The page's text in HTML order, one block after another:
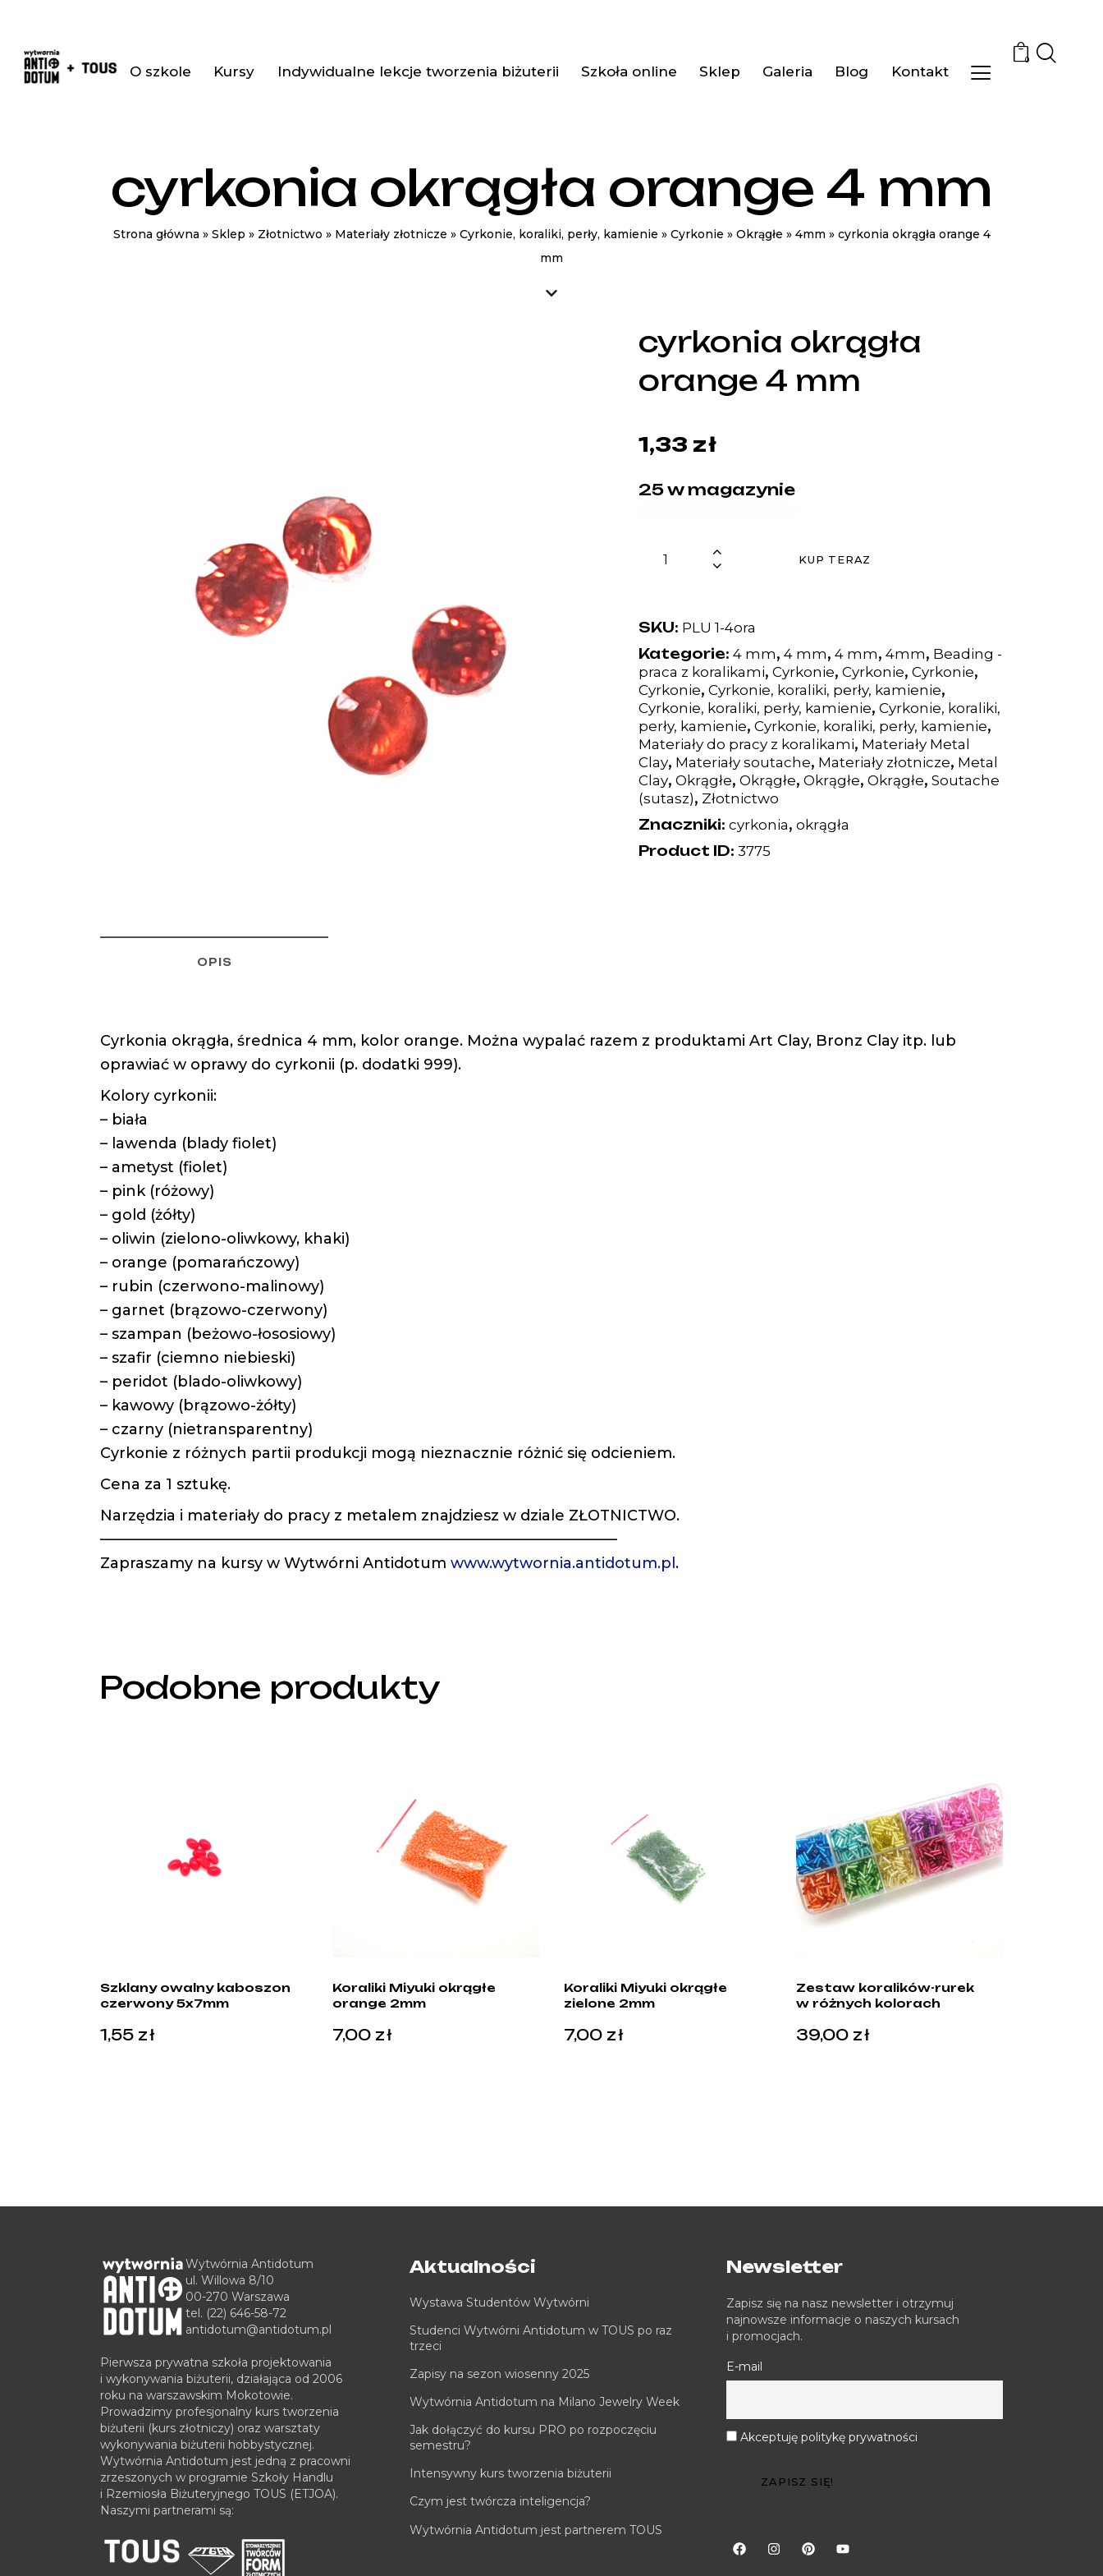
O szkole Kursy Indywidualne lekcje tworzenia biżuterii Szkoła online Sklep Galeria Blog Kontakt
0
cyrkonia okrągła orange 4 mm
Strona główna » Sklep » Złotnictwo » Materiały złotnicze » Cyrkonie, koraliki, perły, kamienie » Cyrkonie » Okrągłe » 4mm » cyrkonia okrągła orange 4
mm
cyrkonia okrągła
orange 4 mm
1,33 zł
25 w magazynie
KUP TERAZ
SKU: PLU 1-4ora
Kategorie: 4 mm, 4 mm, 4 mm, 4mm, Beading -
praca z koralikami, Cyrkonie, Cyrkonie, Cyrkonie,
Cyrkonie, Cyrkonie, koraliki, perły, kamienie,
Cyrkonie, koraliki, perły, kamienie, Cyrkonie, koraliki,
perły, kamienie, Cyrkonie, koraliki, perły, kamienie,
Materiały do pracy z koralikami, Materiały Metal
Clay, Materiały soutache, Materiały złotnicze, Metal
Clay, Okrągłe, Okrągłe, Okrągłe, Okrągłe, Soutache
(sutasz), Złotnictwo
Znaczniki: cyrkonia, okrągła
Product ID: 3775
OPIS
Cyrkonia okrągła, średnica 4 mm, kolor orange. Można wypalać razem z produktami Art Clay, Bronz Clay itp. lub
oprawiać w oprawy do cyrkonii (p. dodatki 999).
Kolory cyrkonii:
– biała
– lawenda (blady fiolet)
– ametyst (fiolet)
– pink (różowy)
– gold (żółty)
– oliwin (zielono-oliwkowy, khaki)
– orange (pomarańczowy)
– rubin (czerwono-malinowy)
– garnet (brązowo-czerwony)
– szampan (beżowo-łososiowy)
– szafir (ciemno niebieski)
– peridot (blado-oliwkowy)
– kawowy (brązowo-żółty)
– czarny (nietransparentny)
Cyrkonie z różnych partii produkcji mogą nieznacznie różnić się odcieniem.
Cena za 1 sztukę.
Narzędzia i materiały do pracy z metalem znajdziesz w dziale ZŁOTNICTWO.
———————————————————————————————————
Zapraszamy na kursy w Wytwórni Antidotum www.wytwornia.antidotum.pl .
Podobne produkty
Szklany owalny kaboszon
czerwony 5x7mm
1,55 zł
Koraliki Miyuki okrągłe
orange 2mm
7,00 zł
Koraliki Miyuki okrągłe
zielone 2mm
7,00 zł
Zestaw koralików-rurek
w różnych kolorach
39,00 zł
Wytwórnia Antidotum
ul. Willowa 8/10
00-270 Warszawa
tel. (22) 646-58-72
antidotum@antidotum.pl
Pierwsza prywatna szkoła projektowania
i wykonywania biżuterii, działająca od 2006
roku na warszawskim Mokotowie.
Prowadzimy profesjonalny kurs tworzenia
biżuterii (kurs złotniczy) oraz warsztaty
wykonywania biżuterii hobbystycznej.
Wytwórnia Antidotum jest jedną z pracowni
zrzeszonych w programie Szkoły Handlu
i Rzemiosła Biżuteryjnego TOUS (ETJOA).
Naszymi partnerami są:
Aktualności
Wystawa Studentów Wytwórni
Studenci Wytwórni Antidotum w TOUS po raz
trzeci
Zapisy na sezon wiosenny 2025
Wytwórnia Antidotum na Milano Jewelry Week
Jak dołączyć do kursu PRO po rozpoczęciu
semestru?
Intensywny kurs tworzenia biżuterii
Czym jest twórcza inteligencja?
Wytwórnia Antidotum jest partnerem TOUS
Newsletter
Zapisz się na nasz newsletter i otrzymuj
najnowsze informacje o naszych kursach
i promocjach.
E-mail
Akceptuję politykę prywatności